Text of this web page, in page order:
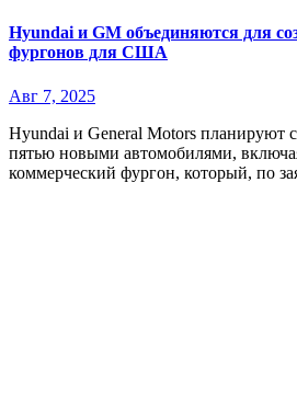
Hyundai и GM объединяются для
фургонов для США
Авг 7, 2025
Hyundai и General Motors планируют совместно работать над
пятью новыми автомобилями,
коммерческий фургон, который, по